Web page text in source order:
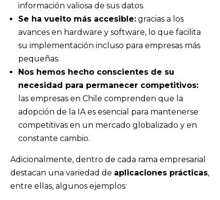
información valiosa de sus datos.
Se ha vuelto más accesible: gracias a los
avances en hardware y software, lo que facilita
su implementación incluso para empresas más
pequeñas.
Nos hemos hecho conscientes de su
necesidad para permanecer competitivos:
las empresas en Chile comprenden que la
adopción de la IA es esencial para mantenerse
competitivas en un mercado globalizado y en
constante cambio.
Adicionalmente, dentro de cada rama empresarial
destacan una variedad de aplicaciones prácticas,
entre ellas, algunos ejemplos: